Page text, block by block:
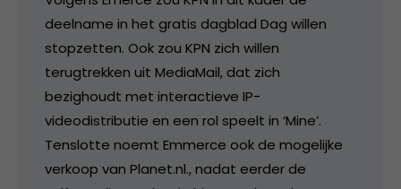
deelname in het gratis dagblad Dag willen
stopzetten. Ook zou KPN zich willen
terugtrekken uit MediaMail, dat zich
bezighoudt met interactieve IP-
videodistributie en een rol speelt in ‘Mine’.
Tenslotte noemt Emmerce ook de mogelijke
verkoop van Planet.nl., nadat eerder de